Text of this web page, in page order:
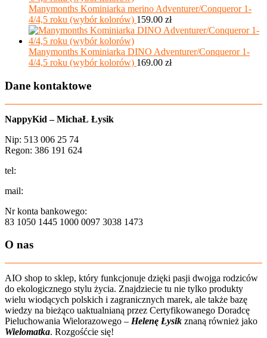
Manymonths Kominiarka merino Adventurer/Conqueror 1-
4/4,5 roku (wybór kolorów) 159.00 zł
Manymonths Kominiarka DINO Adventurer/Conqueror 1-
4/4,5 roku (wybór kolorów) 169.00 zł
Dane kontaktowe
NappyKid – MichaŁ Łysik
Nip: 513 006 25 74
Regon: 386 191 624
tel:
mail:
Nr konta bankowego:
83 1050 1445 1000 0097 3038 1473
O nas
AIO shop to sklep, który funkcjonuje dzięki pasji dwojga rodziców
do ekologicznego stylu życia. Znajdziecie tu nie tylko produkty
wielu wiodących polskich i zagranicznych marek, ale także bazę
wiedzy na bieżąco uaktualnianą przez Certyfikowanego Doradcę
Pieluchowania Wielorazowego – Helenę Łysik znaną również jako
Wielomatka. Rozgośćcie się!